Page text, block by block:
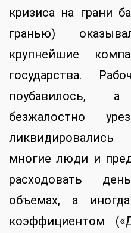
кризиса на грани
гранью)
крупнейшие
государства.
поубавилось,
безжалостно
многие люди и
расходовать
объемах, а
коэффициентом